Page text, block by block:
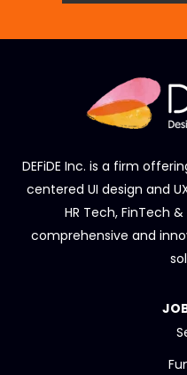
DEFiDE Inc. is a firm
centered UI design and
HR Tech, FinTech
comprehensive and